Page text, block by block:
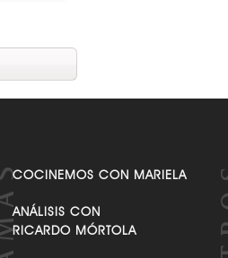
COCINEMOS CON MARIELA
ANÁLISIS CON
RICARDO MÓRTOLA